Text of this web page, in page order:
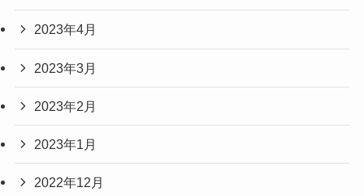
2023年4月
2023年3月
2023年2月
2023年1月
2022年12月